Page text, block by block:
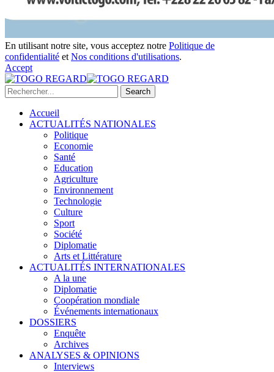
En utilisant notre site, vous acceptez notre Politique de
confidentialité et Nos conditions d'utilisations.
Accept
Accueil
ACTUALITÉS NATIONALES
Politique
Economie
Santé
Education
Agriculture
Environnement
Technologie
Culture
Sport
Société
Diplomatie
Arts et Littérature
ACTUALITÉS INTERNATIONALES
A la une
Diplomatie
Coopération mondiale
Événements internationaux
DOSSIERS
Enquête
Archives
ANALYSES & OPINIONS
Interviews